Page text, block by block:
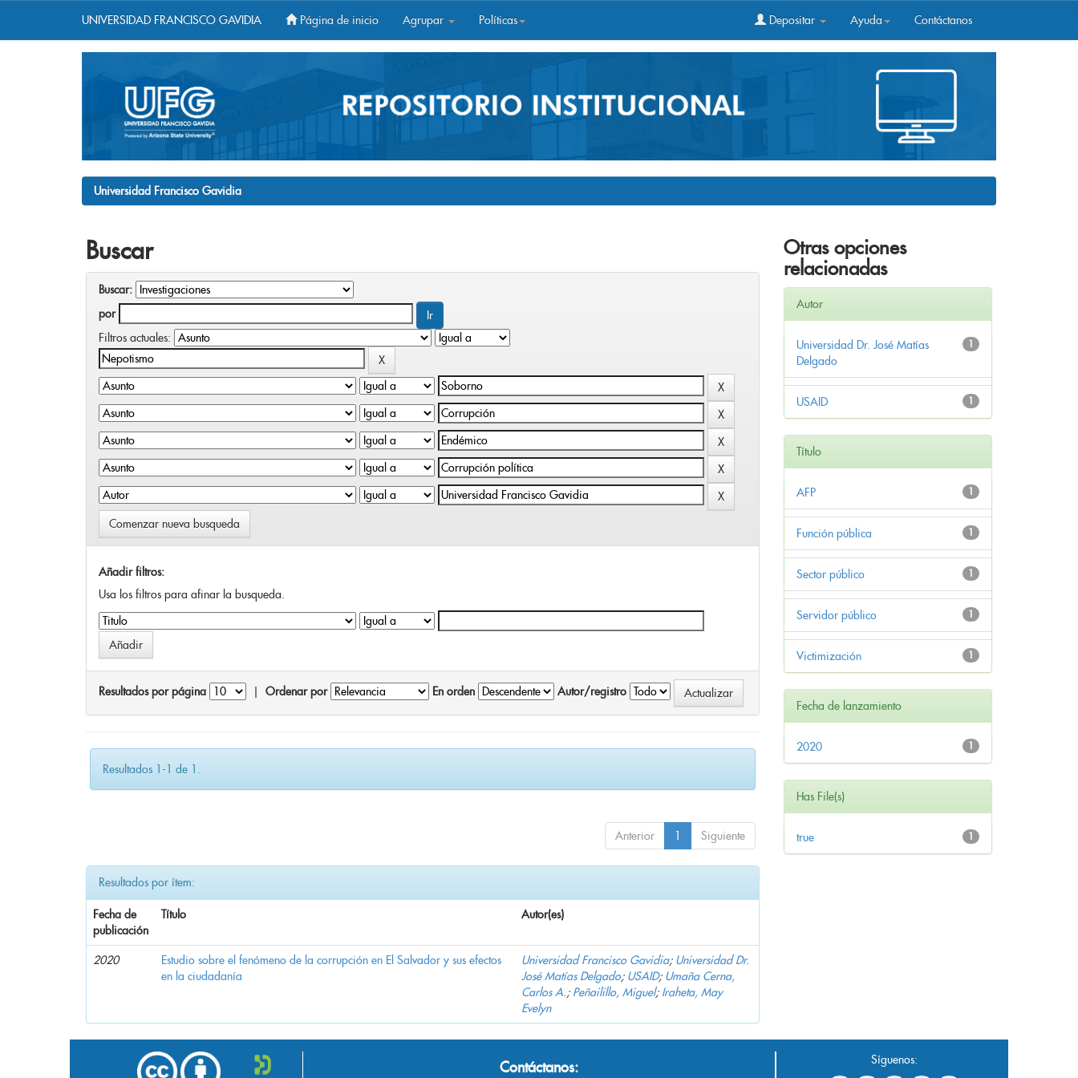
UNIVERSIDAD FRANCISCO GAVIDIA Página de inicio Agrupar Políticas Depositar Ayuda Contáctanos
Universidad Francisco Gavidia
Buscar
Buscar:
por
Filtros actuales:
Comenzar nueva busqueda
Añadir filtros:
Usa los filtros para afinar la busqueda.
Resultados por página Ordenar por En orden Autor/registro
Resultados 1-1 de 1.
Anterior 1 Siguiente
Resultados por ítem:
Fecha de
publicación
Título Autor(es)
2020
Estudio sobre el fenómeno de la corrupción en El Salvador y sus efectos
en la ciudadanía
Universidad Francisco Gavidia; Universidad Dr.
José Matías Delgado; USAID; Umaña Cerna,
Carlos A.; Peñailillo, Miguel; Iraheta, May
Evelyn
Otras opciones
relacionadas
Autor
1
Universidad Dr. José Matías
Delgado
1
USAID
Título
1
AFP
1
Función pública
1
Sector público
1
Servidor público
1
Victimización
Fecha de lanzamiento
1
2020
Has File(s)
1
true
Contáctanos: Síguenos: